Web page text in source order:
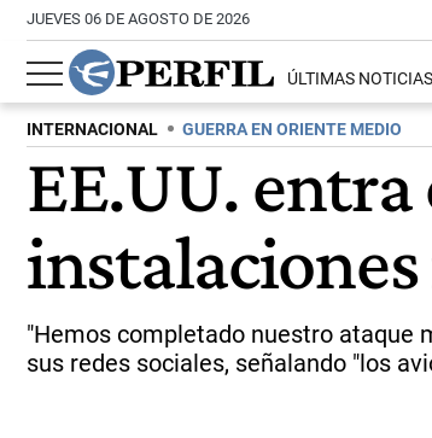
JUEVES 06 DE AGOSTO DE 2026
ÚLTIMAS NOTICIAS
INTERNACIONAL GUERRA EN ORIENTE MEDIO
EE.UU.
"Hemos completado nuestro ataque
sus redes sociales, señalando "los